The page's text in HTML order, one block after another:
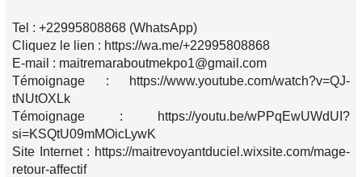
Tel : +22995808868 (WhatsApp)
Cliquez le lien : https://wa.me/+22995808868
E-mail : maitremaraboutmekpo1@gmail.com
Témoignage : https://www.youtube.com/watch?v=QJ-
tNUtOXLk
Témoignage : https://youtu.be/wPPqEwUWdUI?
si=KSQtU09mMOicLywK
Site Internet : https://maitrevoyantduciel.wixsite.com/mage-
retour-affectif